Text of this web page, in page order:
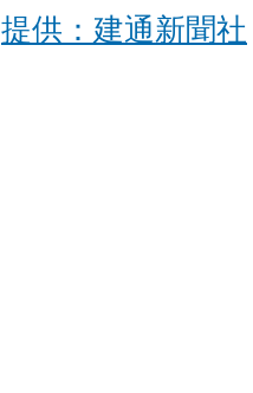
提供：建通新聞社